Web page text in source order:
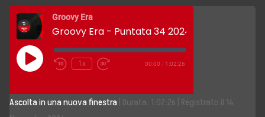
Home
Noi
Storia, Mission e Vision
Fondatori
Groovy Era
Groovy Era - Puntata 34 2024.11.14
Play
Episode
1x 00:00 / 1:02:26
Ascolta in una nuova finestra Durata: 1:02:26 Registrato il 14